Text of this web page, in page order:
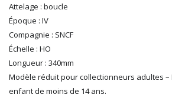
PREISER
PRINCE AUGUST
R37
REDUTEX
REE
RÉGIONS ET COMPAGNIES
Attelage : boucle
Époque : IV
Compagnie : SNCF
Échelle : HO
Longueur : 340mm
Modèle réduit pour collectionneurs adultes –
enfant de moins de 14 ans.